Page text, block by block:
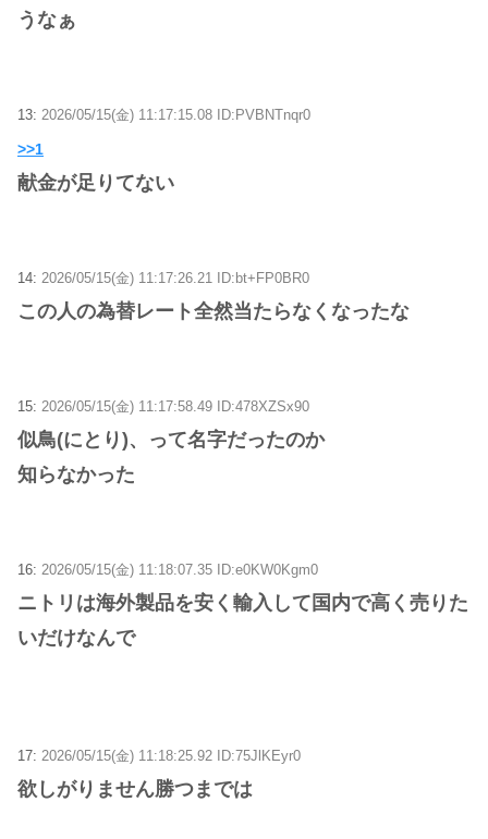
うなぁ
13: 2026/05/15(金) 11:17:15.08 ID:PVBNTnqr0
>>1
献金が足りてない
14: 2026/05/15(金) 11:17:26.21 ID:bt+FP0BR0
この人の為替レート全然当たらなくなったな
15: 2026/05/15(金) 11:17:58.49 ID:478XZSx90
似鳥(にとり)、って名字だったのか
知らなかった
16: 2026/05/15(金) 11:18:07.35 ID:e0KW0Kgm0
ニトリは海外製品を安く輸入して国内で高く売りた
いだけなんで
17: 2026/05/15(金) 11:18:25.92 ID:75JlKEyr0
欲しがりません勝つまでは